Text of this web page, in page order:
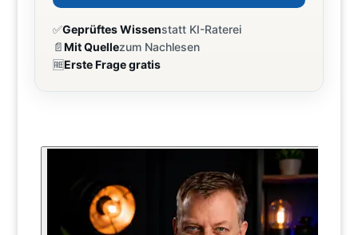
✅Geprüftes Wissenstatt KI-Raterei
📄Mit Quellezum Nachlesen
🆓Erste Frage gratis